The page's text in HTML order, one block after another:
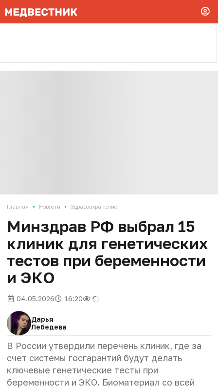
Главная • Новости • Здравоохранение
Минздрав РФ выбрал 15
клиник для генетических
тестов при беременности
и ЭКО
04.05.2026 16:20
Дарья
Лебедева
В России утвердили перечень клиник, где за
счет системы госгарантий будут делать
ключевые генетические тесты при
беременности и ЭКО. Биоматериал со всей